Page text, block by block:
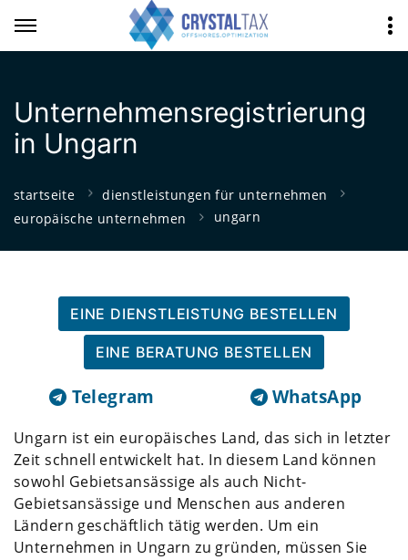
Unternehmensregistrierung
in Ungarn
startseite
dienstleistungen für unternehmen
europäische unternehmen
ungarn
EINE DIENSTLEISTUNG BESTELLEN
EINE BERATUNG BESTELLEN
Telegram WhatsApp
Ungarn ist ein europäisches Land, das sich in letzter
Zeit schnell entwickelt hat. In diesem Land können
sowohl Gebietsansässige als auch Nicht-
Gebietsansässige und Menschen aus anderen
Ländern geschäftlich tätig werden. Um ein
Unternehmen in Ungarn zu gründen, müssen Sie